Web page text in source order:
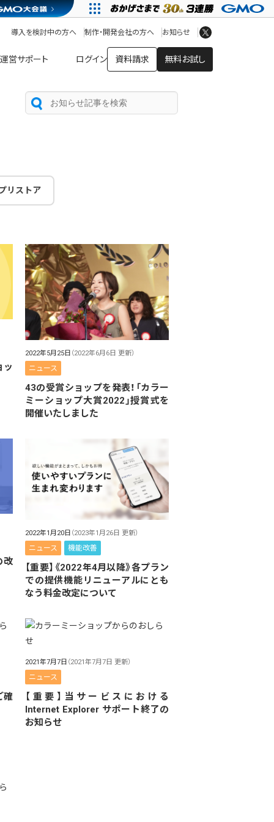
運営サポート ログイン 資料請求 無料お試し
導入を検討中の方へ 制作・開発会社の方へ お知らせ
アプリストア
ヘルプを見る
ヘルプセンター
リストア
ッ
2022年5月25日 （2022年6月6日 更新）
ニュース
43の受賞ショップを発表！「カラー
ミーショップ大賞2022」授賞式を
開催いたしました
改
2022年1月20日 （2023年1月26日 更新）
ニュース 機能改善
【重要】《2022年4月以降》各プラン
での提供機能リニューアルにとも
なう料金改定について
確
2021年7月7日 （2021年7月7日 更新）
ニュース
【重要】当サービスにおける
Internet Explorer サポート終了の
お知らせ